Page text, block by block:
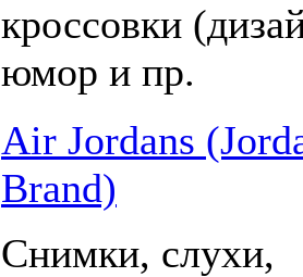
кроссовки
юмор и пр.
Air Jordans
Brand)
Снимки, слухи,